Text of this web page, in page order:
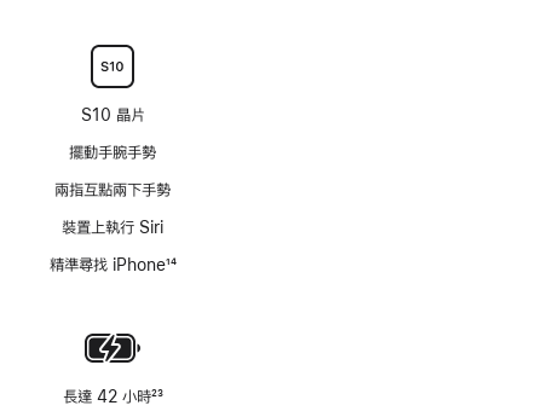
S10 晶片
擺動手腕手勢
兩指互點兩下手勢
裝置上執行 Siri
精準尋找 iPhone14
長達 42 小時23